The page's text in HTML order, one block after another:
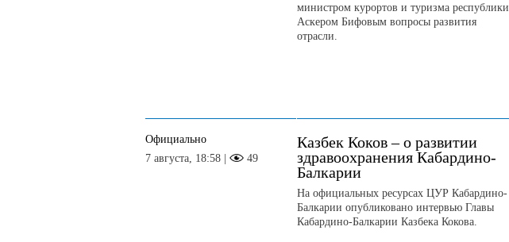
министром курортов и туризма республики
Аскером Бифовым вопросы развития
отрасли.
Официально
7 августа, 18:58 |
49
Казбек Коков – о развитии
здравоохранения Кабардино-
Балкарии
На официальных ресурсах ЦУР Кабардино-
Балкарии опубликовано интервью Главы
Кабардино-Балкарии Казбека Кокова.